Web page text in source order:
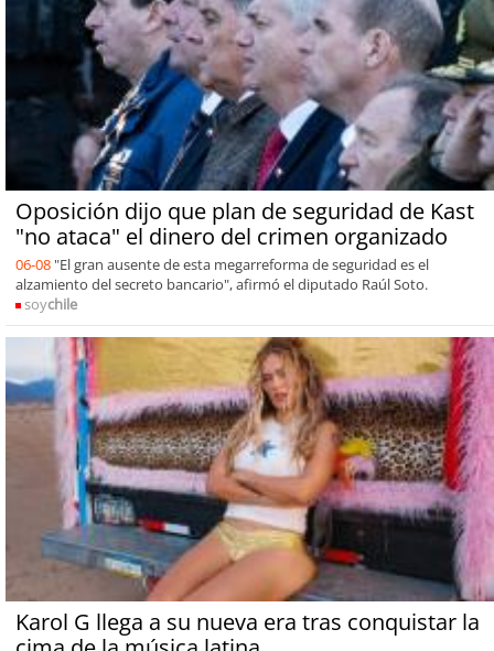
Oposición dijo que plan de seguridad de Kast
"no ataca" el dinero del crimen organizado
06-08 "El gran ausente de esta megarreforma de seguridad es el
alzamiento del secreto bancario", afirmó el diputado Raúl Soto.
soychile
Karol G llega a su nueva era tras conquistar la